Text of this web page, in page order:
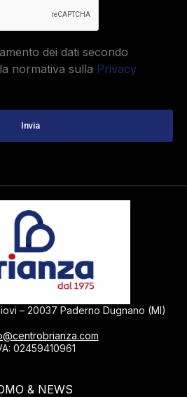
dei dati secondo
normativa sulla Privacy
– 20037 Paderno Dugnano (MI)
02459410961
& NEWS